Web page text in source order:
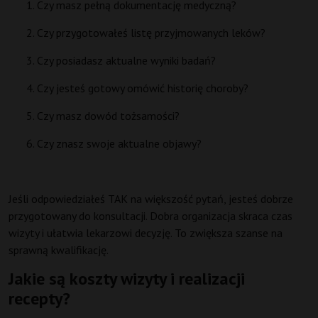
Czy masz pełną dokumentację medyczną?
Czy przygotowałeś listę przyjmowanych leków?
Czy posiadasz aktualne wyniki badań?
Czy jesteś gotowy omówić historię choroby?
Czy masz dowód tożsamości?
Czy znasz swoje aktualne objawy?
Jeśli odpowiedziałeś TAK na większość pytań, jesteś dobrze
przygotowany do konsultacji. Dobra organizacja skraca czas
wizyty i ułatwia lekarzowi decyzję. To zwiększa szanse na
sprawną kwalifikację.
Jakie są koszty wizyty i realizacji
recepty?